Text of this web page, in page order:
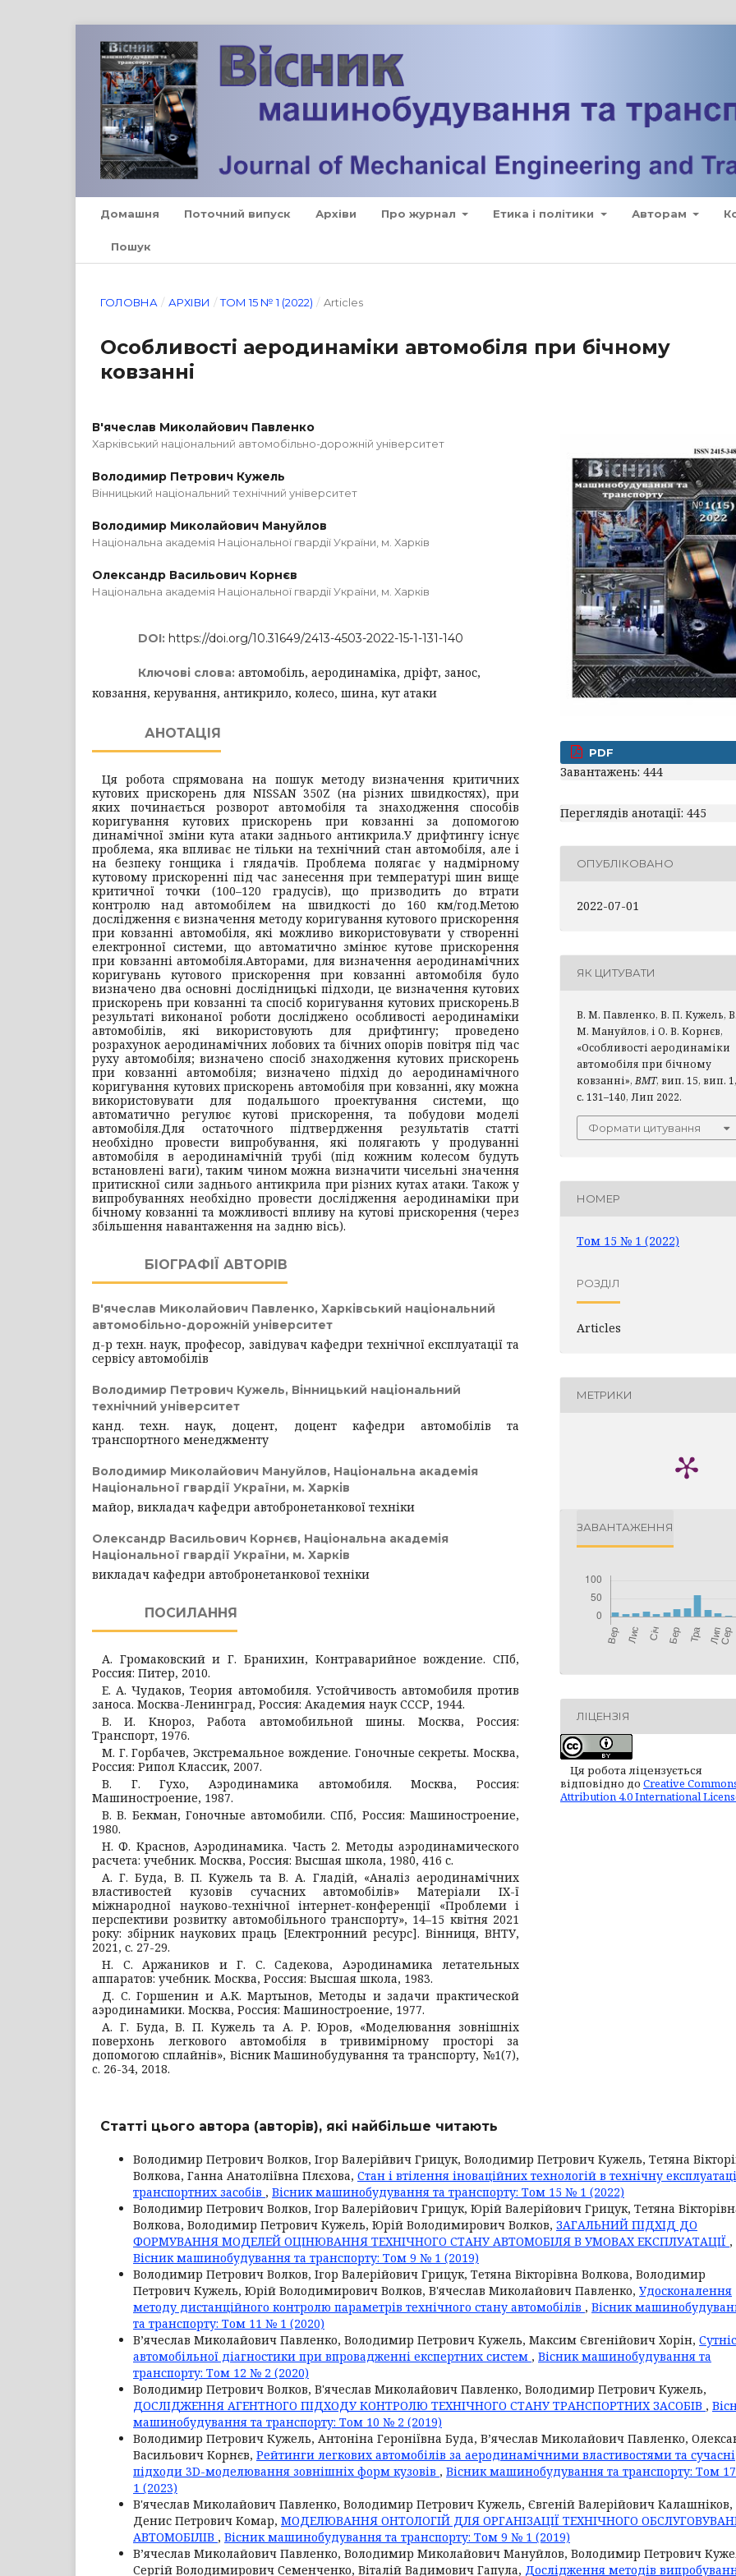
Домашня Поточний випуск Архіви Про журнал Етика і політики Авторам
Пошук
ГОЛОВНА / АРХІВИ / ТОМ 15 № 1 (2022) / Articles
Особливості аеродинаміки автомобіля при бічному
ковзанні
В'ячеслав Миколайович Павленко
Харківський національний автомобільно-дорожній університет
Володимир Петрович Кужель
Вінницький національний технічний університет
Володимир Миколайович Мануйлов
Національна академія Національної гвардії України, м. Харків
Олександр Васильович Корнєв
Національна академія Національної гвардії України, м. Харків
DOI: https://doi.org/10.31649/2413-4503-2022-15-1-131-140
Ключові слова: автомобіль, аеродинаміка, дріфт, занос,
ковзання, керування, антикрило, колесо, шина, кут атаки
АНОТАЦІЯ
Ця робота спрямована на пошук методу визначення критичних
кутових прискорень для NISSAN 350Z (на різних швидкостях), при
яких починається розворот автомобіля та знаходження способів
коригування кутових прискорень при ковзанні за допомогою
динамічної зміни кута атаки заднього антикрила.У дрифтингу існує
проблема, яка впливає не тільки на технічний стан автомобіля, але і
на безпеку гонщика і глядачів. Проблема полягає у надмірному
кутовому прискоренні під час занесення при температурі шин вище
критичної точки (100–120 градусів), що призводить до втрати
контролю над автомобілем на швидкості до 160 км/год.Метою
дослідження є визначення методу коригування кутового прискорення
при ковзанні автомобіля, які можливо використовувати у створенні
електронної системи, що автоматично змінює кутове прискорення
при ковзанні автомобіля.Авторами, для визначення аеродинамічних
коригувань кутового прискорення при ковзанні автомобіля було
визначено два основні дослідницькі підходи, це визначення кутових
прискорень при ковзанні та спосіб коригування кутових прискорень.В
результаті виконаної роботи досліджено особливості аеродинаміки
автомобілів, які використовують для дрифтингу; проведено
розрахунок аеродинамічних лобових та бічних опорів повітря під час
руху автомобіля; визначено спосіб знаходження кутових прискорень
при ковзанні автомобіля; визначено підхід до аеродинамічного
коригування кутових прискорень автомобіля при ковзанні, яку можна
використовувати для подальшого проектування системи, що
автоматично регулює кутові прискорення, та побудови моделі
автомобіля.Для остаточного підтвердження результатів статті
необхідно провести випробування, які полягають у продуванні
автомобіля в аеродинамічній трубі (під кожним колесом будуть
встановлені ваги), таким чином можна визначити чисельні значення
притискної сили заднього антикрила при різних кутах атаки. Також у
випробуваннях необхідно провести дослідження аеродинаміки при
бічному ковзанні та можливості впливу на кутові прискорення (через
збільшення навантаження на задню вісь).
БІОГРАФІЇ АВТОРІВ
В'ячеслав Миколайович Павленко, Харківський національний
автомобільно-дорожній університет
д-р техн. наук, професор, завідувач кафедри технічної експлуатації та
сервісу автомобілів
Володимир Петрович Кужель, Вінницький національний
технічний університет
канд. техн. наук, доцент, доцент кафедри автомобілів та
транспортного менеджменту
Володимир Миколайович Мануйлов, Національна академія
Національної гвардії України, м. Харків
майор, викладач кафедри автобронетанкової техніки
Олександр Васильович Корнєв, Національна академія
Національної гвардії України, м. Харків
викладач кафедри автобронетанкової техніки
ПОСИЛАННЯ
А. Громаковский и Г. Бранихин, Контраварийное вождение. СПб,
Россия: Питер, 2010.
Е. А. Чудаков, Теория автомобиля. Устойчивость автомобиля против
заноса. Москва-Ленинград, Россия: Академия наук СССР, 1944.
В. И. Кнороз, Работа автомобильной шины. Москва, Россия:
Транспорт, 1976.
М. Г. Горбачев, Экстремальное вождение. Гоночные секреты. Москва,
Россия: Рипол Классик, 2007.
В. Г. Гухо, Аэродинамика автомобиля. Москва, Россия:
Машиностроение, 1987.
В. В. Бекман, Гоночные автомобили. СПб, Россия: Машиностроение,
1980.
Н. Ф. Краснов, Аэродинамика. Часть 2. Методы аэродинамического
расчета: учебник. Москва, Россия: Высшая школа, 1980, 416 с.
А. Г. Буда, В. П. Кужель та В. А. Гладій, «Аналіз аеродинамічних
властивостей кузовів сучасних автомобілів» Матеріали IX-ї
міжнародної науково-технічної інтернет-конференції «Проблеми і
перспективи розвитку автомобільного транспорту», 14–15 квітня 2021
року: збірник наукових праць [Електронний ресурс]. Вінниця, ВНТУ,
2021, с. 27-29.
Н. С. Аржаников и Г. С. Садекова, Аэродинамика летательных
аппаратов: учебник. Москва, Россия: Высшая школа, 1983.
Д. С. Горшенин и А.К. Мартынов, Методы и задачи практической
аэродинамики. Москва, Россия: Машиностроение, 1977.
А. Г. Буда, В. П. Кужель та А. Р. Юров, «Моделювання зовнішніх
поверхонь легкового автомобіля в тривимірному просторі за
допомогою сплайнів», Вісник Машинобудування та транспорту, №1(7),
c. 26-34, 2018.
PDF
Завантажень: 444
Переглядів анотації: 445
ОПУБЛІКОВАНО
2022-07-01
ЯК ЦИТУВАТИ
В. М. Павленко, В. П. Кужель, В.
М. Мануйлов, і О. В. Корнєв,
«Особливості аеродинаміки
автомобіля при бічному
ковзанні», ВМТ, вип. 15, вип. 1,
с. 131–140, Лип 2022.
Формати цитування
НОМЕР
Том 15 № 1 (2022)
РОЗДІЛ
Articles
МЕТРИКИ
ЗАВАНТАЖЕННЯ
ЛІЦЕНЗІЯ
Ця робота ліцензується
відповідно до Creative
Attribution 4.0 International
Статті цього автора (авторів), які найбільше читають
Володимир Петрович Волков, Ігор Валерійвич Грицук, Володимир Петрович Кужель, Тетяна
Волкова, Ганна Анатоліївна Плєхова, Стан і втілення іноваційних технологій в технічну
транспортних засобів , Вісник машинобудування та транспорту: Том 15 № 1 (2022)
Володимир Петрович Волков, Ігор Валерійович Грицук, Юрій Валерійович Грицук, Тетяна
Волкова, Володимир Петрович Кужель, Юрій Володимирович Волков, ЗАГАЛЬНИЙ ПІДХІД ДО
ФОРМУВАННЯ МОДЕЛЕЙ ОЦІНЮВАННЯ ТЕХНІЧНОГО СТАНУ АВТОМОБІЛЯ В УМОВАХ ЕКСПЛУАТАЦІЇ ,
Вісник машинобудування та транспорту: Том 9 № 1 (2019)
Володимир Петрович Волков, Ігор Валерійович Грицук, Тетяна Вікторівна Волкова, Володимир
Петрович Кужель, Юрій Володимирович Волков, В'ячеслав Миколайович Павленко, Удосконалення
методу дистанційного контролю параметрів технічного стану автомобілів , Вісник
та транспорту: Том 11 № 1 (2020)
В’ячеслав Миколайович Павленко, Володимир Петрович Кужель, Максим Євгенійович Хорін,
автомобільної діагностики при впровадженні експертних систем , Вісник машинобудування та
транспорту: Том 12 № 2 (2020)
Володимир Петрович Волков, В'ячеслав Миколайович Павленко, Володимир Петрович Кужель,
ДОСЛІДЖЕННЯ АГЕНТНОГО ПІДХОДУ КОНТРОЛЮ ТЕХНІЧНОГО СТАНУ ТРАНСПОРТНИХ ЗАСОБІВ ,
машинобудування та транспорту: Том 10 № 2 (2019)
Володимир Петрович Кужель, Антоніна Героніївна Буда, В’ячеслав Миколайович Павленко,
Васильович Корнєв, Рейтинги легкових автомобілів за аеродинамічними властивостями та сучасні
підходи 3D-моделювання зовнішніх форм кузовів , Вісник машинобудування та транспорту: Том
1 (2023)
В'ячеслав Миколайович Павленко, Володимир Петрович Кужель, Євгеній Валерійович Калашніков,
Денис Петрович Комар, МОДЕЛЮВАННЯ ОНТОЛОГІЙ ДЛЯ ОРГАНІЗАЦІЇ ТЕХНІЧНОГО
АВТОМОБІЛІВ , Вісник машинобудування та транспорту: Том 9 № 1 (2019)
В’ячеслав Миколайович Павленко, Володимир Миколайович Мануйлов, Володимир Петрович
Сергій Володимирович Семенченко, Віталій Вадимович Гапула, Дослідження методів